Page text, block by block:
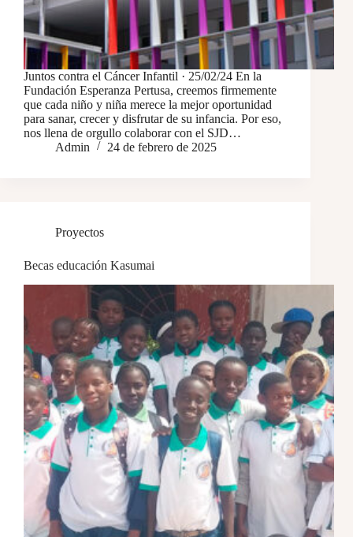
Juntos contra el Cáncer Infantil · 25/02/24 En la
Fundación Esperanza Pertusa, creemos firmemente
que cada niño y niña merece la mejor oportunidad
para sanar, crecer y disfrutar de su infancia. Por eso,
nos llena de orgullo colaborar con el SJD…
Admin
24 de febrero de 2025
Proyectos
Becas educación Kasumai